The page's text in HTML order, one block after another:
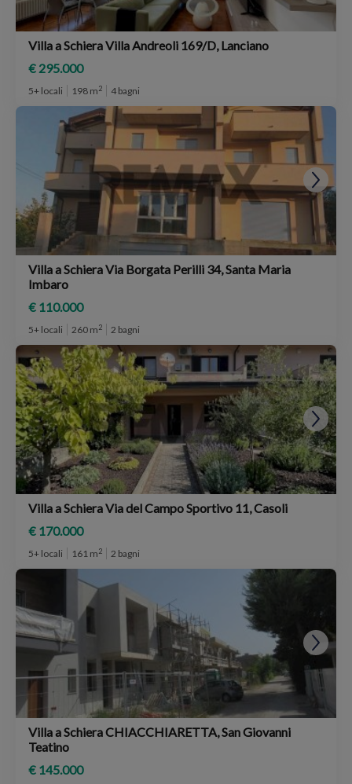
Villa a Schiera Villa Andreoli 169/D, Lanciano
€ 295.000
5+ locali 198 m2 4 bagni
Villa a Schiera Via Borgata Perilli 34, Santa Maria
Imbaro
€ 110.000
5+ locali 260 m2 2 bagni
Villa a Schiera Via del Campo Sportivo 11, Casoli
€ 170.000
5+ locali 161 m2 2 bagni
Villa a Schiera CHIACCHIARETTA, San Giovanni
Teatino
€ 145.000